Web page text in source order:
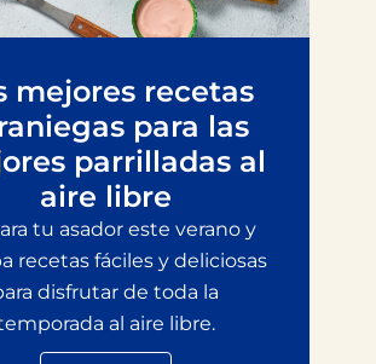
mejores recetas
para las
parrilladas al
aire libre
tu asador este verano y
recetas fáciles y deliciosas
disfrutar de toda la
al aire libre.